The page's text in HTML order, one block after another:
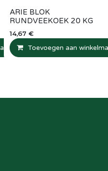
Vergelijken
ARIE BLOK
RUNDVEEKOEK 20 KG
14,67 €
Toevoegen aan